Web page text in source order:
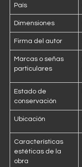
País
Dimensiones
Firma del autor
Marcas o señas
particulares
Estado de
conservación
Ubicación
Características
estéticas de la
obra